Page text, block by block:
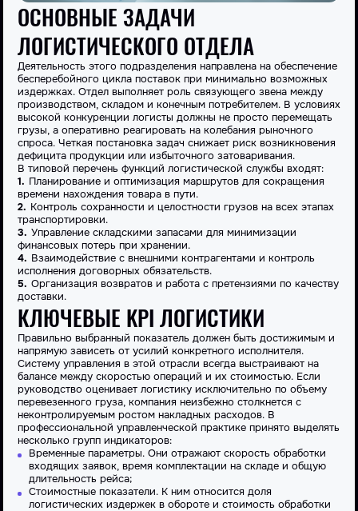
ОСНОВНЫЕ ЗАДАЧИ
ЛОГИСТИЧЕСКОГО ОТДЕЛА
Деятельность этого подразделения направлена на обеспечение
бесперебойного цикла поставок при минимально возможных
издержках. Отдел выполняет роль связующего звена между
производством, складом и конечным потребителем. В условиях
высокой конкуренции логисты должны не просто перемещать
грузы, а оперативно реагировать на колебания рыночного
спроса. Четкая постановка задач снижает риск возникновения
дефицита продукции или избыточного затоваривания.
В типовой перечень функций логистической службы входят:
Планирование и оптимизация маршрутов для сокращения
времени нахождения товара в пути.
Контроль сохранности и целостности грузов на всех этапах
транспортировки.
Управление складскими запасами для минимизации
финансовых потерь при хранении.
Взаимодействие с внешними контрагентами и контроль
исполнения договорных обязательств.
Организация возвратов и работа с претензиями по качеству
доставки.
КЛЮЧЕВЫЕ KPI ЛОГИСТИКИ
Правильно выбранный показатель должен быть достижимым и
напрямую зависеть от усилий конкретного исполнителя.
Систему управления в этой отрасли всегда выстраивают на
балансе между скоростью операций и их стоимостью. Если
руководство оценивает логистику исключительно по объему
перевезенного груза, компания неизбежно столкнется с
неконтролируемым ростом накладных расходов. В
профессиональной управленческой практике принято выделять
несколько групп индикаторов:
Временные параметры. Они отражают скорость обработки
входящих заявок, время комплектации на складе и общую
длительность рейса;
Стоимостные показатели. К ним относится доля
логистических издержек в обороте и стоимость обработки